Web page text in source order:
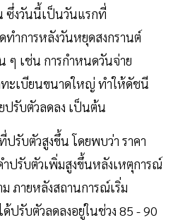
ซึ่งวันนี้เป็นวันแรกที่
ำการหลังวันหยุดสงกรานต์
ๆ เช่น การกำหนดวันจ่าย
ะเบียนขนาดใหญ่ ทำให้ดัชนี
รับตัวลดลง เป็นต้น
รับตัวสูงขึ้น โดยพบว่า ราคา
ปรับตัวเพิ่มสูงขึ้นหลังเหตุการณ์
ม ภายหลังสถานการณ์เริ่ม
ปรับตัวลดลงอยู่ในช่วง 85 - 90